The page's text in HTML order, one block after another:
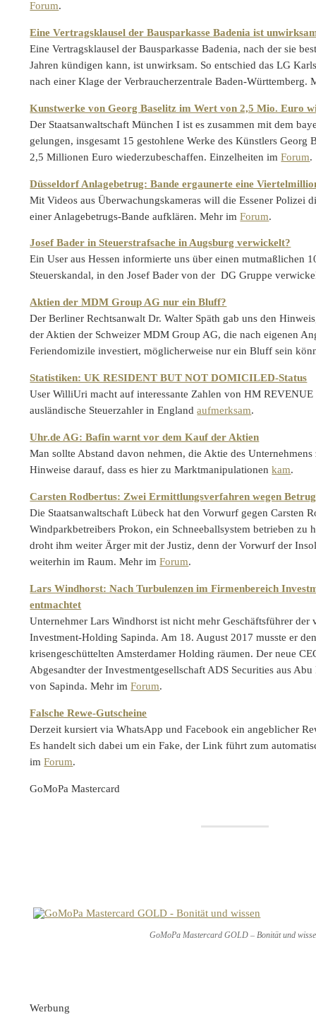
Forum.
Eine Vertragsklausel der Bausparkasse Badenia ist
Eine Vertragsklausel der Bausparkasse Badenia, nach der sie
Jahren kündigen kann, ist unwirksam. So entschied das LG
nach einer Klage der Verbraucherzentrale Baden-Württemberg.
Kunstwerke von Georg Baselitz im Wert von 2,5 Mio. Euro
Der Staatsanwaltschaft München I ist es zusammen mit dem
gelungen, insgesamt 15 gestohlene Werke des Künstlers Georg
2,5 Millionen Euro wiederzubeschaffen. Einzelheiten imForum.
Düsseldorf Anlagebetrug: Bande ergaunerte eine
Mit Videos aus Überwachungskameras will die Essener Polizei
einer Anlagebetrugs-Bande aufklären. Mehr imForum.
Josef Bader in Steuerstrafsache in Augsburg verwickelt?
Ein User aus Hessen informierte uns über einen mutmaßlichen
Steuerskandal, in den Josef Bader von der DG Gruppe
Aktien der MDM Group AG nur ein Bluff?
Der Berliner Rechtsanwalt Dr. Walter Späth gab uns den
der Aktien der Schweizer MDM Group AG, die nach eigenen
Feriendomizile investiert, möglicherweise nur ein Bluff sein
Statistiken: UK RESIDENT BUT NOT DOMICILED-Status
User WilliUri macht auf interessante Zahlen von HM
ausländische Steuerzahler in Englandaufmerksam.
Uhr.de AG: Bafin warnt vor dem Kauf der Aktien
Man sollte Abstand davon nehmen, die Aktie des
Hinweise darauf, dass es hier zu Marktmanipulationenkam.
Carsten Rodbertus: Zwei Ermittlungsverfahren wegen
Die Staatsanwaltschaft Lübeck hat den Vorwurf gegen Carsten
Windparkbetreibers Prokon, ein Schneeballsystem betrieben zu
droht ihm weiter Ärger mit der Justiz, denn der Vorwurf der
weiterhin im Raum. Mehr imForum.
Lars Windhorst: Nach Turbulenzen im Firmenbereich
entmachtet
Unternehmer Lars Windhorst ist nicht mehr Geschäftsführer der
Investment-Holding Sapinda. Am 18. August 2017 musste er
krisengeschüttelten Amsterdamer Holding räumen. Der neue
Abgesandter der Investmentgesellschaft ADS Securities aus
von Sapinda. Mehr imForum.
Falsche Rewe-Gutscheine
Derzeit kursiert via WhatsApp und Facebook ein angeblicher
Es handelt sich dabei um ein Fake, der Link führt zum
imForum.
GoMoPa Mastercard
GoMoPa Mastercard GOLD – Bonität und
Werbung